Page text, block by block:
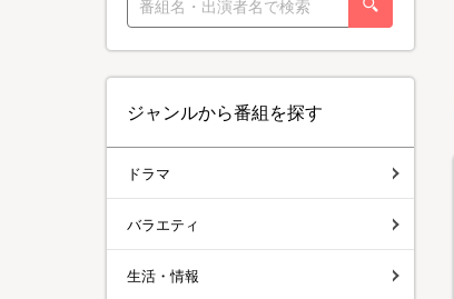
ジャンルから番組を探す
ドラマ
バラエティ
生活・情報